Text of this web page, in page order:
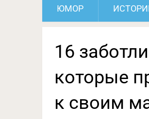
ЮМОР
16
которые
к своим